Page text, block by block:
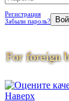
Регистрация
Забыли пароль?
Наверх